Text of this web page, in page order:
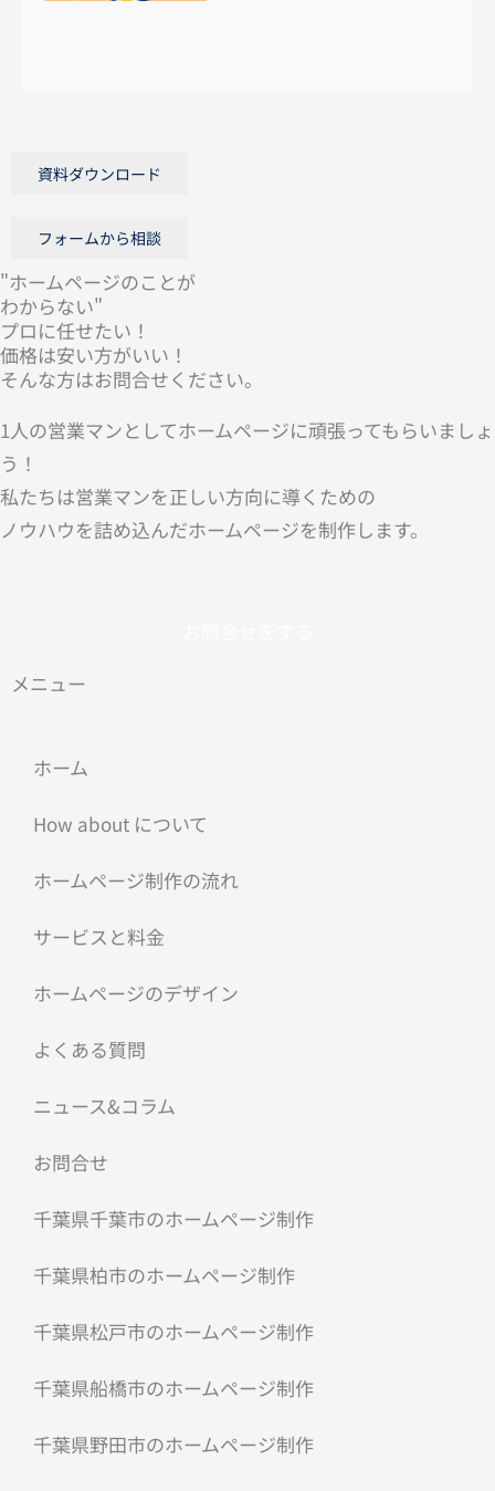
資料ダウンロード
フォームから相談
"ホームページのことが
わからない"
プロに任せたい！
価格は安い方がいい！
そんな方はお問合せください。
1人の営業マンとしてホームページに頑張ってもらいましょ
う！
私たちは営業マンを正しい方向に導くための
ノウハウを詰め込んだホームページを制作します。
メニュー
ホーム
How about について
ホームページ制作の流れ
サービスと料金
ホームページのデザイン
よくある質問
ニュース&コラム
お問合せ
千葉県千葉市のホームページ制作
千葉県柏市のホームページ制作
千葉県松戸市のホームページ制作
千葉県船橋市のホームページ制作
千葉県野田市のホームページ制作